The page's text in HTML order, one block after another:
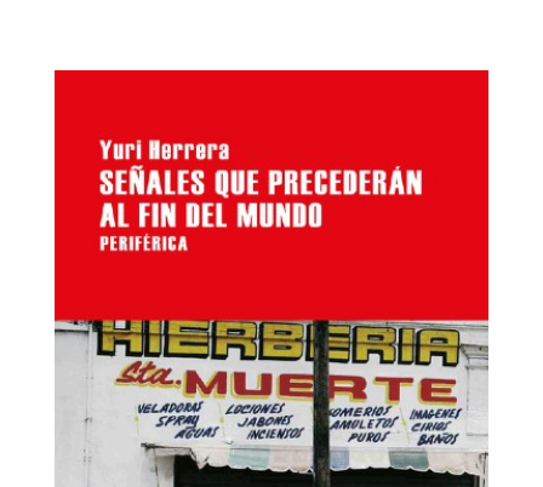
que-
precederan.jpg